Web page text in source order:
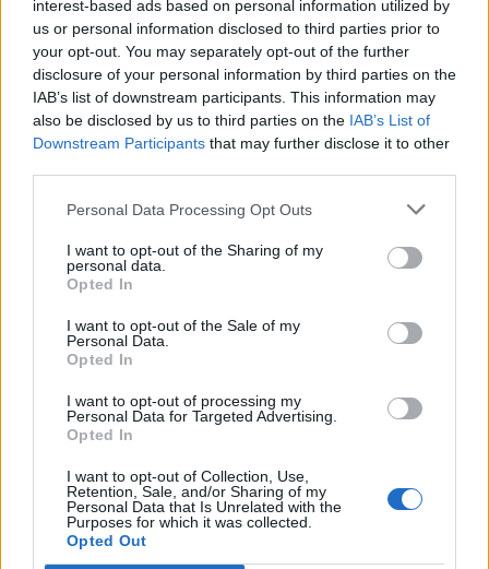
interest-based ads based on personal information utilized by
us or personal information disclosed to third parties prior to
your opt-out. You may separately opt-out of the further
disclosure of your personal information by third parties on the
IAB’s list of downstream participants. This information may
also be disclosed by us to third parties on the IAB’s List of
Downstream Participants that may further disclose it to other
Personal Data Processing Opt Outs
I want to opt-out of the Sharing of my
personal data.
Opted In
I want to opt-out of the Sale of my
Personal Data.
Opted In
I want to opt-out of processing my
Personal Data for Targeted Advertising.
Opted In
I want to opt-out of Collection, Use,
Retention, Sale, and/or Sharing of my
Personal Data that Is Unrelated with the
Purposes for which it was collected.
Opted Out
pouze Tomáš Helebrant z hnutí ANO
NOVINKY